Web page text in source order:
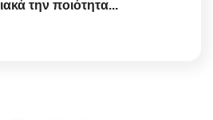
την ποιότητα...